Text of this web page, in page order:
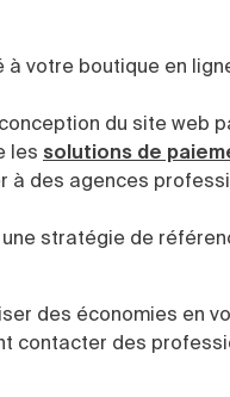
à votre boutique en
du site web
les solutions de
à des agences
stratégie de
des économies en
contacter des